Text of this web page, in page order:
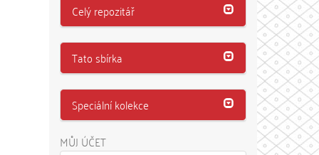
Celý repozitář
Tato sbírka
Speciální kolekce
MŮJ ÚČET